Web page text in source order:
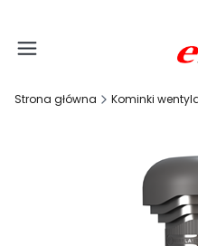
Strona główna Kominki